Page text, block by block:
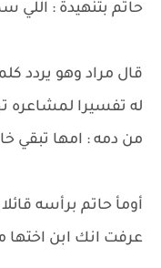
حاتم بتنهيدة : اللي
قال مراد وهو يردد
له تفسيرا لمشاعره
من دمه : امها تبقي
أومأ حاتم برأسه
عرفت انك ابن اختها